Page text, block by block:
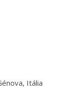
Itália